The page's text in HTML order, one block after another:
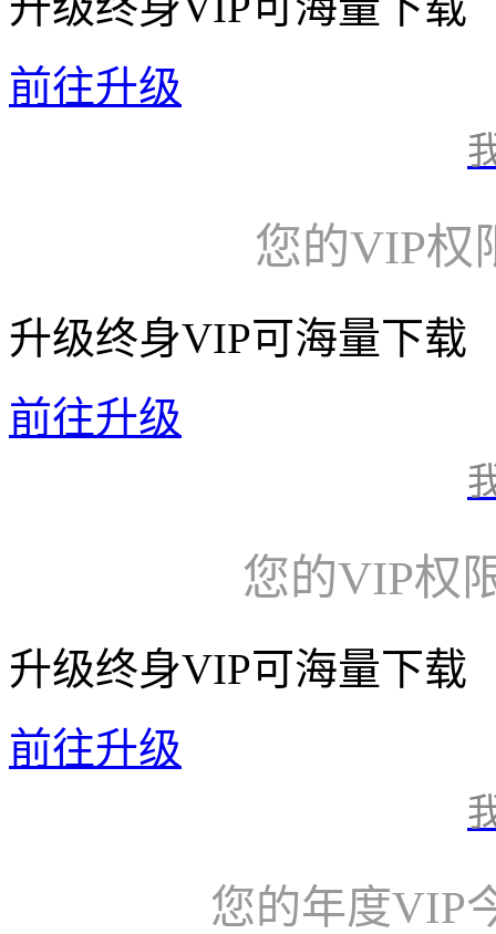
前往升级
您的VIP权
升级终身VIP可海量下载
前往升级
您的VIP权
升级终身VIP可海量下载
前往升级
您的年度VIP